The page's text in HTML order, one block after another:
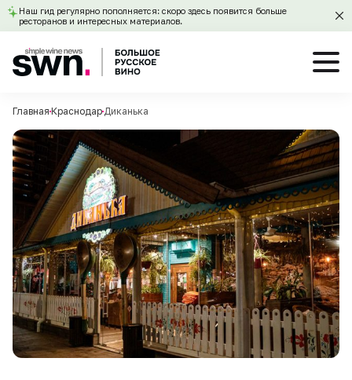
Наш гид регулярно пополняется: скоро здесь появится больше
ресторанов и интересных материалов.
Главная Краснодар Диканька